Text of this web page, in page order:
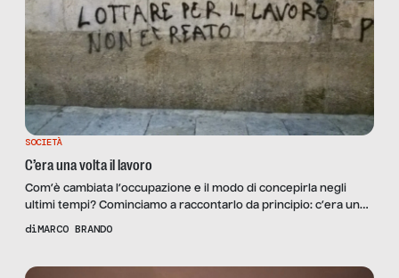
SOCIETÀ
C’era una volta il lavoro
Com’è cambiata l’occupazione e il modo di concepirla negli
ultimi tempi? Cominciamo a raccontarlo da principio: c’era una
volta il lavoro…
diMARCO BRANDO